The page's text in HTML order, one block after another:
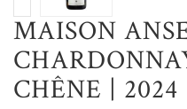
MAISON
CHÊNE | 2024